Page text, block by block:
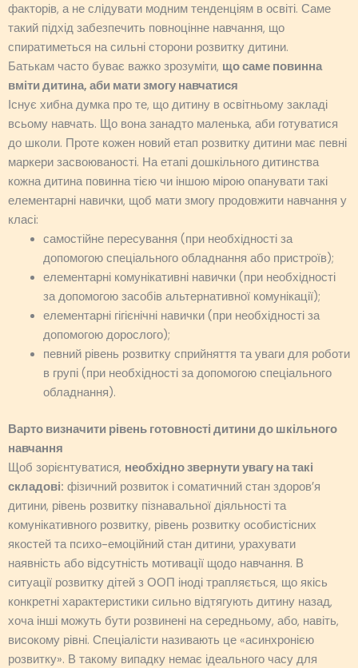
факторів, а не слідувати модним тенденціям в освіті. Саме
такий підхід забезпечит­ь повноцінне навчання, що
спиратиметься на сильні сторони розвитку дитини.
Батькам часто буває важко зрозуміти, що саме повинна
вміти дитина, аби мати змогу навчатися
Існує хибна думка про те, що дитину в освітньому закладі
всьому навчать. Що вона занадто маленька, аби готуватися
до школи. Проте кожен новий етап розвитку дитини має певні
маркери засвоюваності. На етапі дошкільного дитинства
кожна дитина повинна тією чи іншою мірою опанувати такі
елементарні навички, щоб мати змогу продовжити навчання у
класі:
самостійне пересування (при необхідності за
допомогою спеціального обладнання або пристроїв);
елементарні комунікативні навички (при необхідності
за допомогою засобів альтернативної комунікації);
елементарні гігієнічні навички (при необхідності за
допомогою дорослого);
певний рівень розвитку сприйняття та уваги для роботи
в групі (при необхідності за допомогою спеціального
обладнання).
Варто визначити рівень готовності дитини до шкільного
навчання
Щоб зорієнтуватися, необхідно звернути увагу на такі
складові: фізичний розвиток і соматичний стан здоров’я
дитини, рівень розвитку пізнавальної діяльності та
комунікативного розвитку, рівень розвитку особистісних
якостей та психо-емоційний стан дитини, урахувати
наявність або відсутність мотивації щодо навчання. В
ситуації розвитку дітей з ООП іноді трапляється, що якісь
конкретні характеристики сильно відтягують дитину назад,
хоча інші можуть бути розвинені на середньому, або, навіть,
високому рівні. Спеціалісти називають це «асинхронією
розвитку». В такому випадку немає ідеального часу для